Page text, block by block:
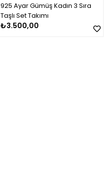
925 Ayar Gümüş Kadın 3 Sıra
Taşlı Set Takımı
₺3.500,00